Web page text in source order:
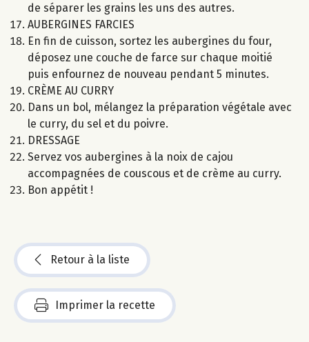
de séparer les grains les uns des autres.
AUBERGINES FARCIES
En fin de cuisson, sortez les aubergines du four,
déposez une couche de farce sur chaque moitié
puis enfournez de nouveau pendant 5 minutes.
CRÈME AU CURRY
Dans un bol, mélangez la préparation végétale avec
le curry, du sel et du poivre.
DRESSAGE
Servez vos aubergines à la noix de cajou
accompagnées de couscous et de crème au curry.
Bon appétit !
Retour à la liste
Imprimer la recette